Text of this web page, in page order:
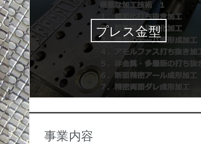
プレス金型
事業内容